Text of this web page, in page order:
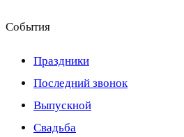
События
Праздники
Последний звонок
Выпускной
Свадьба